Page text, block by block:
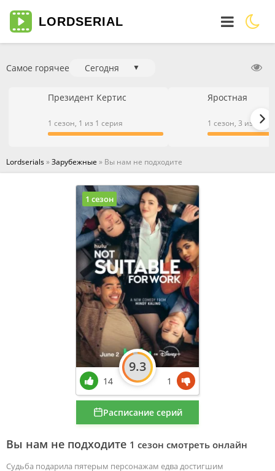
LORDSERIAL
Самое горячее Сегодня ▼
Президент Кертис
1 сезон, 1 из 1 серия
Яростная
1 сезон, 3 из 3
Lordserials»Зарубежные » Вы нам не подходите
Вы нам не подходите 1 сезон смотреть онлайн
Судьба подарила пятерым персонажам едва достигшим
1 сезон
14
9.3
1
Расписание серий